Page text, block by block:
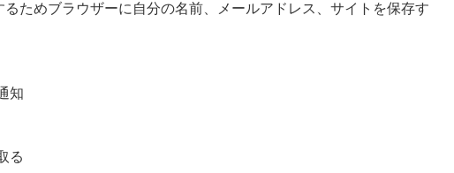
ためブラウザーに自分の名前、メールアドレス、サイトを保存す
知
る